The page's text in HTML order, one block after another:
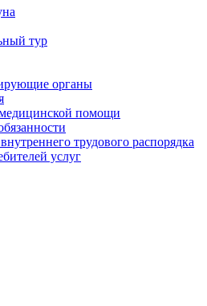
тур
органы
помощи
трудового распорядка
услуг